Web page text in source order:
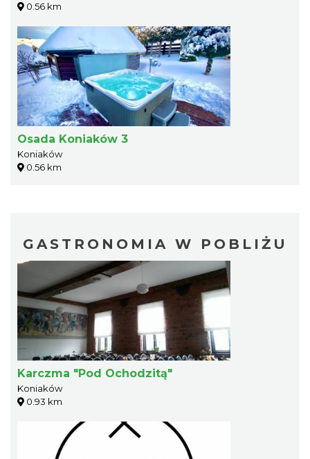
0.56 km
Osada Koniaków 3
Koniaków
0.56 km
GASTRONOMIA W POBLIŻU
Karczma "Pod Ochodzitą"
Koniaków
0.93 km